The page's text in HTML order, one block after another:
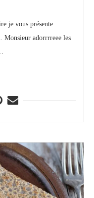
je vous présente
Monsieur adorrrreee les